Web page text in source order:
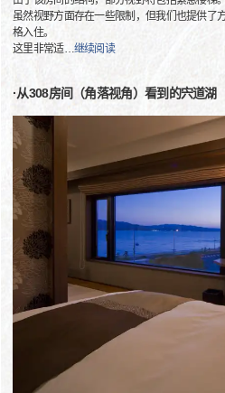
虽然视野方面存在一些限制，但我们也提供了
格入住。
这里非常适…继续阅读
·从308房间（角落视角）看到的宍道湖